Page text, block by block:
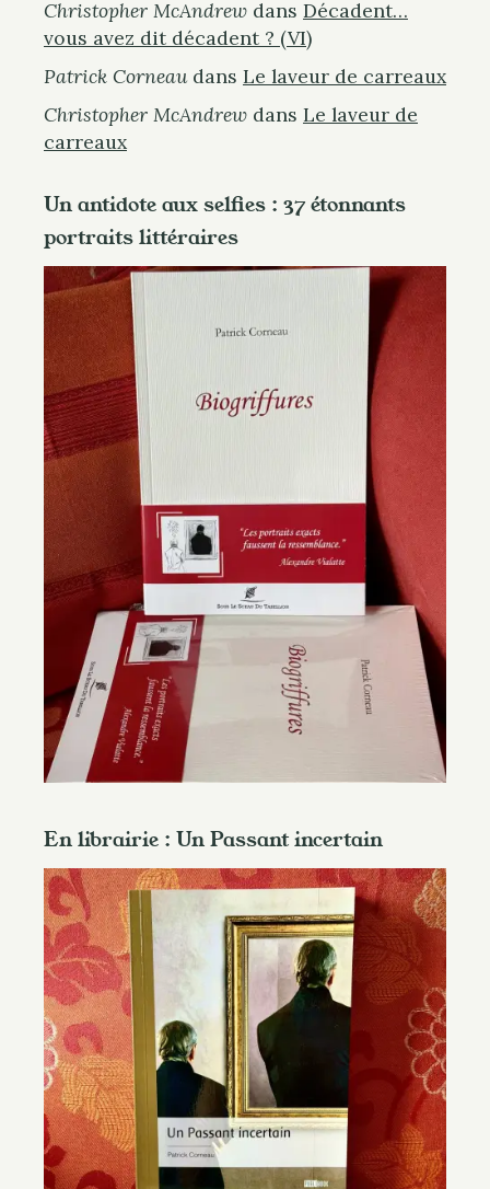
Christopher McAndrew dans Décadent…
vous avez dit décadent ? (VI)
Patrick Corneaudans Le laveur de carreaux
Christopher McAndrew dans Le laveur de
carreaux
Un antidote aux selfies : 37 étonnants
portraits littéraires
En librairie : Un Passant incertain